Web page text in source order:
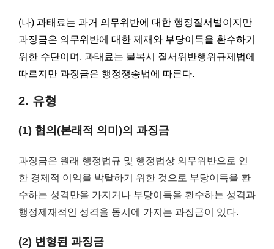
(나) 과태료는 과거 의무위반에 대한 행정질서벌이지만
과징금은 의무위반에 대한 제재와 부당이득을 환수하기
위한 수단이며, 과태료는 불복시 질서위반행위규제법에
따르지만 과징금은 행정쟁송법에 따른다.
2. 유형
(1) 협의(본래적 의미)의 과징금
과징금은 원래 행정법규 및 행정법상 의무위반으로 인
한 경제적 이익을 박탈하기 위한 것으로 부당이득을 환
수하는 성격만을 가지거나 부당이득을 환수하는 성격과
행정제재적인 성격을 동시에 가지는 과징금이 있다.
(2) 변형된 과징금